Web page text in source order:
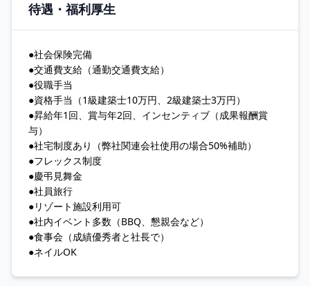
待遇・福利厚生
●社会保険完備
●交通費支給（通勤交通費支給）
●役職手当
●資格手当（1級建築士10万円、2級建築士3万円）
●昇給年1回、賞与年2回、インセンティブ（成果報酬賞
与）
●社宅制度あり（弊社関連会社使用の場合50%補助）
●フレックス制度
●慶弔見舞金
●社員旅行
●リゾート施設利用可
●社内イベント多数（BBQ、懇親会など）
●食事会（成績優秀者と社長で）
●ネイルOK